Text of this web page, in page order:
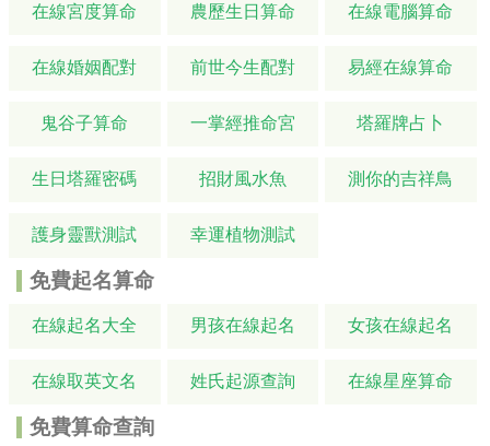
在線宮度算命 農歷生日算命 在線電腦算命
在線婚姻配對 前世今生配對 易經在線算命
鬼谷子算命 一掌經推命宮 塔羅牌占卜
生日塔羅密碼 招財風水魚 測你的吉祥鳥
護身靈獸測試 幸運植物測試
免費起名算命
在線起名大全 男孩在線起名 女孩在線起名
在線取英文名 姓氏起源查詢 在線星座算命
免費算命查詢